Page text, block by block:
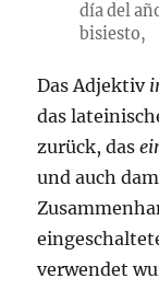
día del
bisiesto,
Das Adjektiv
das
zurück, das
und auch
verwendet